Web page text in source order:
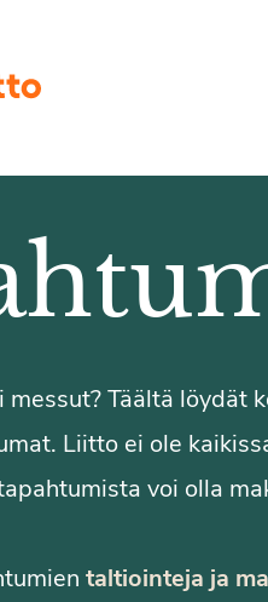
Täältä löydät
Liitto ei ole
voi olla
taltiointeja ja